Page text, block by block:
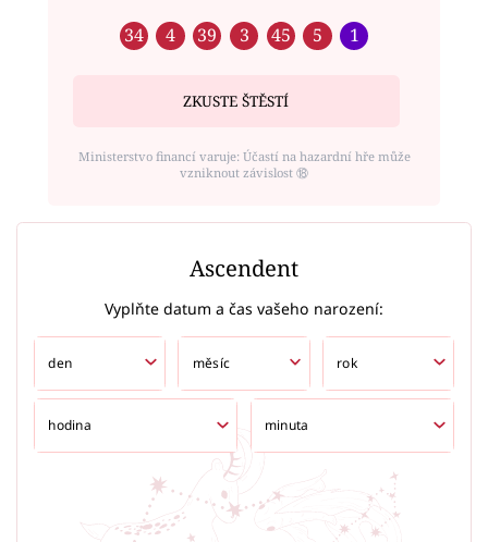
34 4 39 3 45 5 1
ZKUSTE ŠTĚSTÍ
Ministerstvo financí varuje: Účastí na hazardní hře může
vzniknout závislost ⑱
Ascendent
Vyplňte datum a čas vašeho narození: